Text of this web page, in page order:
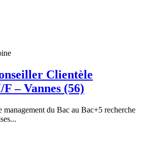
Clientèle
– Vannes (56)
du Bac au Bac+5 recherche